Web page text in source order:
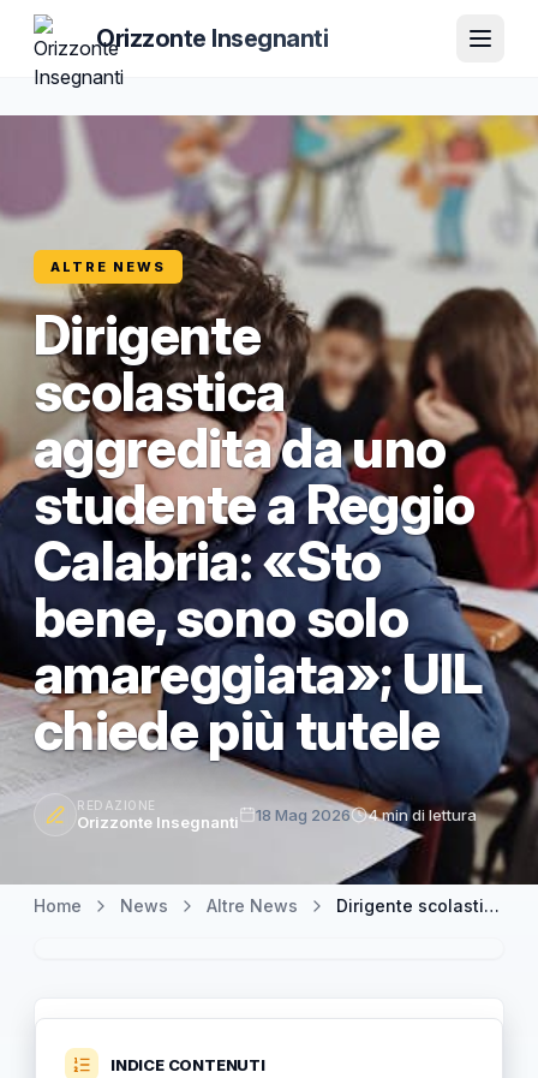
Orizzonte Insegnanti
ALTRE NEWS
Dirigente
scolastica
aggredita da uno
studente a Reggio
Calabria: «Sto
bene, sono solo
amareggiata»; UIL
chiede più tutele
REDAZIONE
Orizzonte Insegnanti 18 Mag 2026 4 min di lettura
Home News Altre News Dirigente scolastica aggredita da uno studente a Reggio Calabria: «Sto bene, sono solo amareggiata»; UIL chiede più tutele
INDICE CONTENUTI